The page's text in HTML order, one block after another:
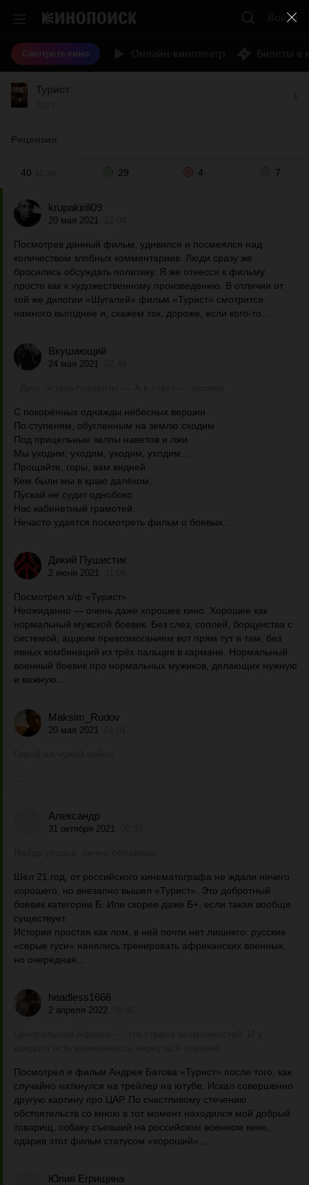
Войти
Смотреть кино
40 29 4 7
krupakirill09
20 мая 2021
Посмотрев данный фильм, удивился и посмеялся над
количеством злобных комментариев. Люди сразу же
бросились обсуждать политику. Я же отнесся к фильму
просто как к художественному произведению. В отличии от
той же дилогии «Шугалей» фильм «Турист» смотрится
намного выгоднее и, скажем так, дороже, если кого-то...
Вкушающий
24 мая 2021
С покорённых однажды небесных вершин
По ступеням, обугленным на землю сходим
Под прицельные залпы наветов и лжи
Мы уходим, уходим, уходим, уходим…
Прощайте, горы, вам видней
Кем были мы в краю далёком,
Пускай не судит однобоко
Нас кабинетный грамотей.
Нечасто удаётся посмотреть фильм о боевых...
Дикий Пушистик
2 июня 2021
Посмотрел х/ф «Турист».
Неожиданно — очень даже хорошее кино. Хорошее как
нормальный мужской боевик. Без слез, cоплей, борцунства с
системой, аццким превозмоганием вот прям тут и там, без
явных комбинаций из трёх пальцев в кармане. Нормальный
военный боевик про нормальных мужиков, делающих нужную
и важную...
Maksim_Rudov
20 мая 2021
Александр
31 октября 2021
Шел 21 год, от российского кинематографа не ждали ничего
хорошего, но внезапно вышел «Турист». Это добротный
боевик категории Б. Или скорее даже Б+, если такая вообще
существует.
История простая как лом, в ней почти нет лишнего: русские
«серые гуси» нанялись тренировать африканских военных,
но очередная...
headless1666
2 апреля 2022
Посмотрел я фильм Андрея Батова «Турист» после того, как
случайно наткнулся на трейлер на ютубе. Искал совершенно
другую картину про ЦАР. По счастливому стечению
обстоятельств со мною в тот момент находился мой добрый
товарищ, собаку съевший на российском военном кино,
одарив этот фильм статусом «хороший»,...
Юлия Егрищина